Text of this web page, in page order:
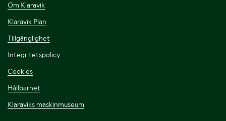
Om Klaravik
Klaravik Plan
Tillgänglighet
Integritetspolicy
Cookies
Hållbarhet
Klaraviks maskinmuseum